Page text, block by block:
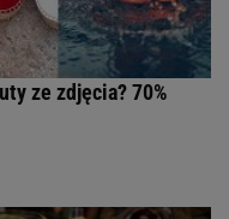
ze zdjęcia? 70%